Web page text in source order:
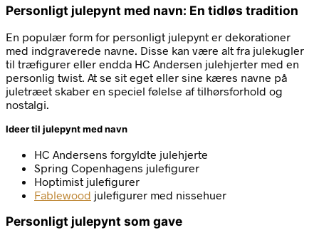
Personligt julepynt med navn: En tidløs tradition
En populær form for personligt julepynt er dekorationer
med indgraverede navne. Disse kan være alt fra julekugler
til træfigurer eller endda HC Andersen julehjerter med en
personlig twist. At se sit eget eller sine kæres navne på
juletræet skaber en speciel følelse af tilhørsforhold og
nostalgi.
Ideer til julepynt med navn
HC Andersens forgyldte julehjerte
Spring Copenhagens julefigurer
Hoptimist julefigurer
Fablewood julefigurer med nissehuer
Personligt julepynt som gave